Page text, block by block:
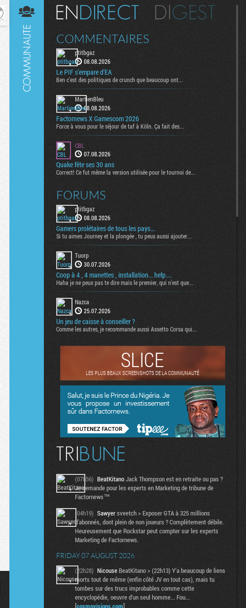
Digest
COMMENTAIRES
ptitbgaz
08.08.2026
Le PIF s'empare d'EA
Ben c'est des politiques de crunch que beaucoup ont...
MartienBleu
08.08.2026
Factornews X Gamescom 2026
Force à vous pour le séjour de taf à Köln. Ça fait des...
CBL
07.08.2026
Quake fête ses 30 ans
Correct! Ce fut même la version utilisée pour le tournoi de...
FORUMS
ptitbgaz
08.08.2026
Gamers prolétaires de tous les pays...
Si tu aimes Journey et la plongée , tu peux aussi ajouter...
Tuorp
30.07.2026
Coop à 4 , 4 manettes , installation... help....
Haha je ne peux pas te dire mais le premier, qui n'est que...
Nazca
25.07.2026
Un jeu de caisse à conseiller ?
Comme les autres, je recommande aussi Assetto Corsa qui...
SLICE
LES PLUS BEAUX SCREENSHOTS DE LA COMMUNAUTÉ
(07h56) BeatKitanoJack Thompson est en retraite ou pas ?
Je demande pour les experts en Marketing de tribune de
Factornews™
(04h19) Sawyersveetch > Exposer GTA à 325 millions
d'abonnés, dont plein de non joueurs ? Complètement débile.
Heureusement que Rockstar peut compter sur les experts
Marketing de Factornews.
FRIDAY 07 AUGUST 2026
(22h28) Nicouse BeatKitano > (22h13) Y'a beaucoup de liens
morts tout de même (enfin côté JV en tout cas), mais tu
tombes sur des trucs improbables comme cette
encyclopédie, oeuvre d'un seul homme... Fou...
[cosmovisions.com]